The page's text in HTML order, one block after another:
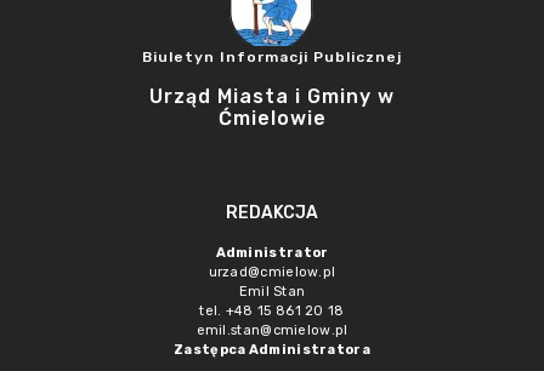
Biuletyn Informacji Publicznej
Urząd Miasta i Gminy w
Ćmielowie
REDAKCJA
Administrator
urzad@cmielow.pl
Emil Stan
tel. +48 15 861 20 18
emil.stan@cmielow.pl
Zastępca Administratora